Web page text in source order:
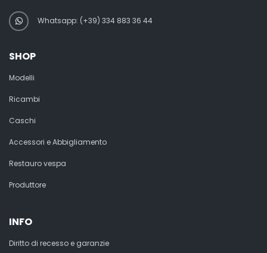
Whatsapp: (+39) 334 883 36 44
SHOP
Modelli
Ricambi
Caschi
Accessori e Abbigliamento
Restauro vespa
Produttore
INFO
Diritto di recesso e garanzie